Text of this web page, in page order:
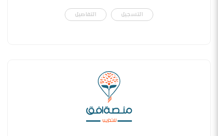
التسجيل التفاصيل